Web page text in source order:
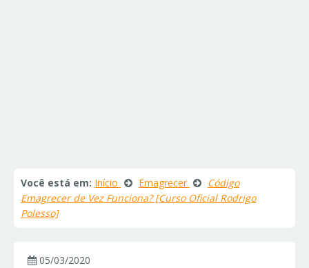
Você está em: Início Emagrecer
Código
Emagrecer de Vez Funciona? [Curso Oficial Rodrigo
Polesso]
05/03/2020